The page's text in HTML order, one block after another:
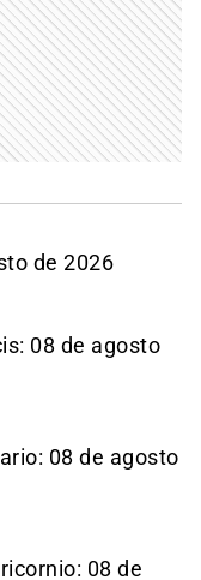
de 2026
08 de agosto
08 de agosto
08 de